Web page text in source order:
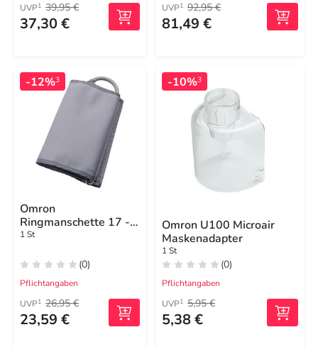
UVP1 39,95 €
37,30 €
UVP1 92,95 €
81,49 €
-12%3
Omron
Ringmanschette 17 -
22 cm CS2
1 St
(0)
Pflichtangaben
UVP1 26,95 €
23,59 €
-10%3
Omron U100 Microair
Maskenadapter
1 St
(0)
Pflichtangaben
UVP1 5,95 €
5,38 €